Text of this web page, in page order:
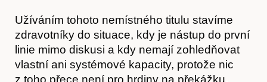
Obchod
Užíváním tohoto nemístného titulu stavíme
zdravotníky do situace, kdy je nástup do první
linie mimo diskusi a kdy nemají zohledňovat
vlastní ani systémové kapacity, protože nic
z toho přece není pro hrdiny na překážku.